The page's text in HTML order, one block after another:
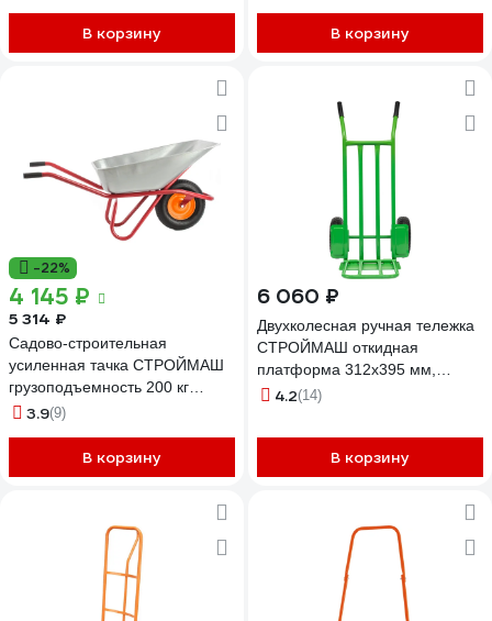
В корзину В корзину
-22%
4 145 ₽
5 314 ₽
Садово-строительная
усиленная тачка СТРОЙМАШ
грузоподъемность 200 кг
17009
3.9(9)
В корзину
6 060 ₽
Двухколесная ручная тележка
СТРОЙМАШ откидная
платформа 312x395 мм,
грузоподъемность 200 кг,
4.2(14)
В корзину